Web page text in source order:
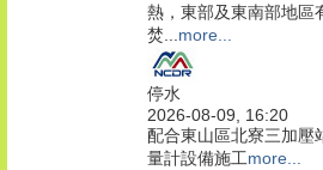
熱，東部及東南部地區
焚... more...
停水
2026-08-09, 16:20
配合東山區北寮三加壓
量計設備施工more...